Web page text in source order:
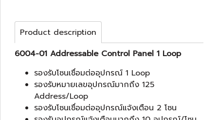
Product description
6004-01 Addressable Control Panel 1 Loop
รองรับโซนเชื่อมต่ออุปกรณ์ 1 Loop
รองรับหมายเลขอุปกรณ์มากถึง 125
Address/Loop
รองรับโซนเชื่อมต่ออุปกรณ์แจ้งเตือน 2 โซน